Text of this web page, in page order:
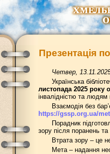
Презентація
Четвер,
Українська
листопада 2025 року
інвалідністю та
Взаємодія без
https://gssp.org.ua/
Порадник
зору після поранень
Втрата зору – це
Мета – надання